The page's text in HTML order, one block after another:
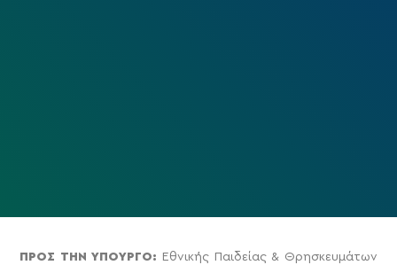
ΠΡΟΣ ΤΗΝ ΥΠΟΥΡΓΟ:
Εθνικής Παιδείας & Θρησκευμάτων